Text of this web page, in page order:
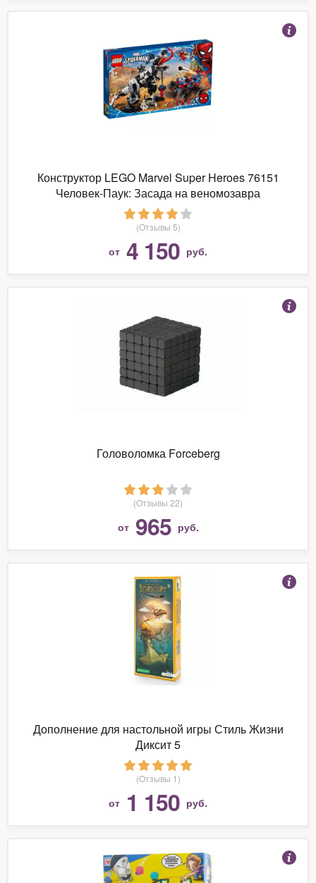
Конструктор LEGO Marvel Super Heroes 76151
Человек-Паук: Засада на веномозавра
(Отзывы 5)
от 4 150 руб.
Головоломка Forceberg
(Отзывы 22)
от 965 руб.
Дополнение для настольной игры Стиль Жизни
Диксит 5
(Отзывы 1)
от 1 150 руб.